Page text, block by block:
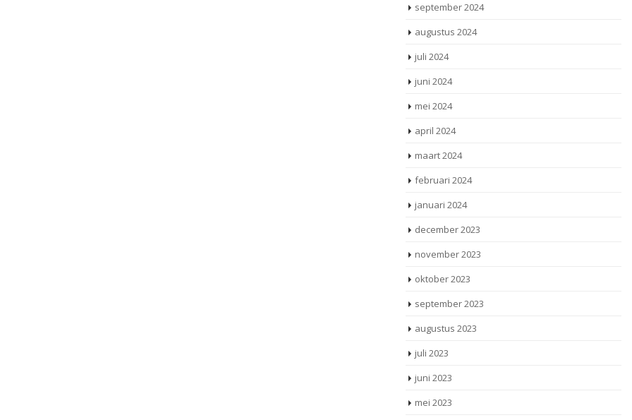
september 2024
augustus 2024
juli 2024
juni 2024
mei 2024
april 2024
maart 2024
februari 2024
januari 2024
december 2023
november 2023
oktober 2023
september 2023
augustus 2023
juli 2023
juni 2023
mei 2023